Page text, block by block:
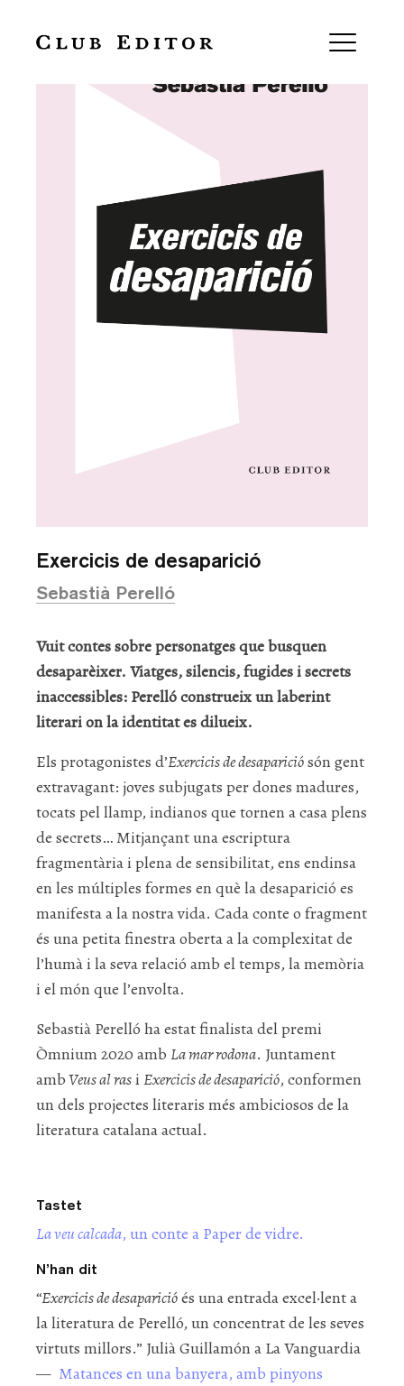
Exercicis de desaparició
Sebastià Perelló
Vuit contes sobre personatges que busquen
desaparèixer. Viatges, silencis, fugides i secrets
inaccessibles: Perelló construeix un laberint
literari on la identitat es dilueix.
Els protagonistes d’Exercicis de desapariciósón gent
extravagant: joves subjugats per dones madures,
tocats pel llamp, indianos que tornen a casa plens
de secrets… Mitjançant una escriptura
fragmentària i plena de sensibilitat, ens endinsa
en les múltiples formes en què la desaparició es
manifesta a la nostra vida. Cada conte o fragment
és una petita finestra oberta a la complexitat de
l’humà i la seva relació amb el temps, la memòria
i el món que l’envolta.
Sebastià Perelló ha estat finalista del premi
Òmnium 2020 amb La mar rodona. Juntament
ambVeus al rasi Exercicis de desaparició, conformen
un dels projectes literaris més ambiciosos de la
literatura catalana actual.
Tastet
La veu calcada, un conte a Paper de vidre.
N’han dit
“Exercicis de desaparicióés una entrada excel·lent a
la literatura de Perelló, un concentrat de les seves
virtuts millors.” Julià Guillamón a La Vanguardia
— Matances en una banyera, amb pinyons